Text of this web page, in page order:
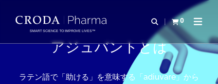
ン
ー
SMART SCIENCE TO IMPROVE LIVES™
検索を開く
0
カートを確認す
ナビ
アジュバントとは
ラテン語で「助ける」を意味する「adiuvare」から